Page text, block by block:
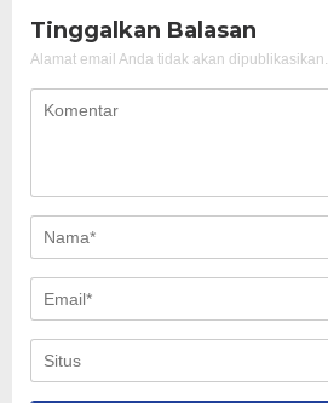
Tinggalkan Balasan
Alamat email Anda tidak akan dipublikasikan.